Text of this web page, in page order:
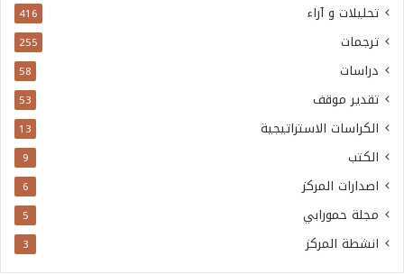
تحليلات و آراء 416
ترجمات 255
دراسات 58
تقدير موقف 53
الكراسات الاستراتيجية 13
الكتب 9
اصدارات المركز 6
مجلة حمورابي 5
انشطة المركز 3